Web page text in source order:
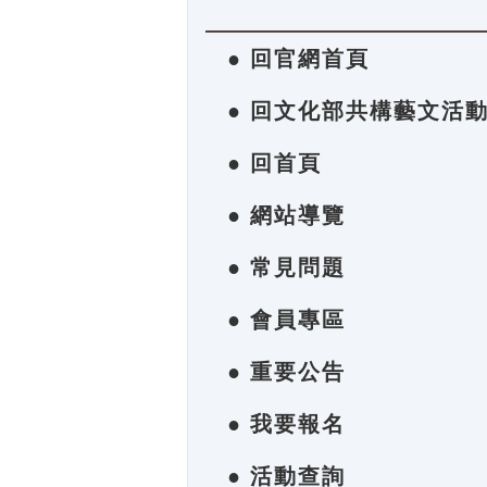
● 回官網首頁
● 回文化部共構藝文活
● 回首頁
● 網站導覽
● 常見問題
● 會員專區
● 重要公告
● 我要報名
● 活動查詢